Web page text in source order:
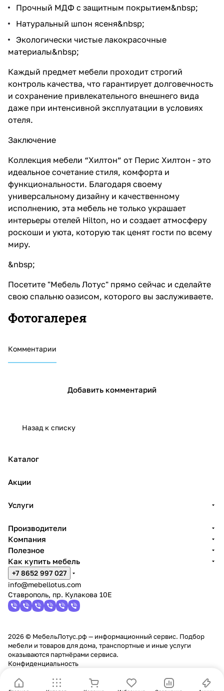
Прочный МДФ с защитным покрытием&nbsp;
Натуральный шпон ясеня&nbsp;
Экологически чистые лакокрасочные
материалы&nbsp;
Каждый предмет мебели проходит строгий
контроль качества, что гарантирует долговечность
и сохранение привлекательного внешнего вида
даже при интенсивной эксплуатации в условиях
отеля.
Заключение
Коллекция мебели “Хилтон” от Перис Хилтон - это
идеальное сочетание стиля, комфорта и
функциональности. Благодаря своему
универсальному дизайну и качественному
исполнению, эта мебель не только украшает
интерьеры отелей Hilton, но и создает атмосферу
роскоши и уюта, которую так ценят гости по всему
миру.
&nbsp;
Посетите "Мебель Лотус" прямо сейчас и сделайте
свою спальню оазисом, которого вы заслуживаете.
Фотогалерея
Комментарии
Добавить комментарий
Назад к списку
Каталог
Акции
Услуги
Производители
Компания
Полезное
Как купить мебель
+7 8652 997 027
info@mebellotus.com
Ставрополь, пр. Кулакова 10Е
2026 © МебельЛотус.рф — информационный сервис. Подбор
мебели и товаров для дома, транспортные и иные услуги
оказываются партнёрами сервиса.
Конфиденциальность